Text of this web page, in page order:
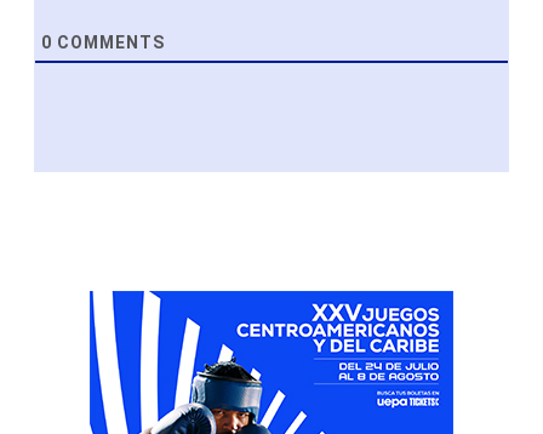
0 COMMENTS